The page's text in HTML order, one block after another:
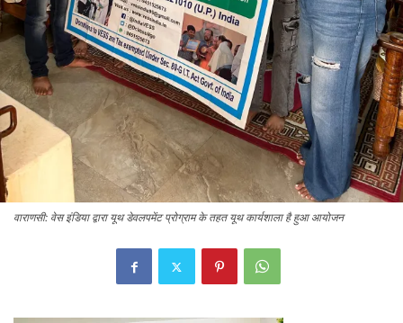
वाराणसी: वेस इंडिया द्वारा यूथ डेवलपमेंट प्रोग्राम के तहत यूथ कार्यशाला है हुआ आयोजन